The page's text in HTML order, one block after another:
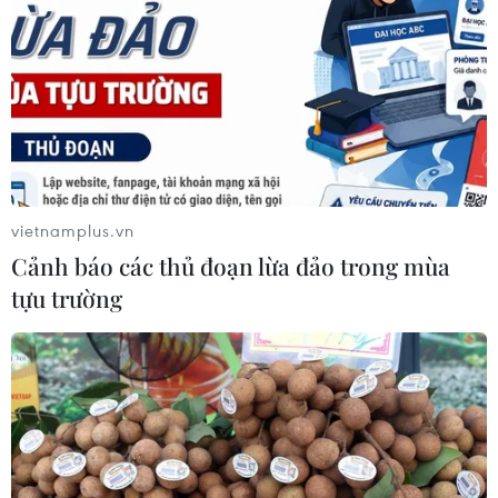
Đức tuyên án chung thân đối tượng
gây vụ lao xe vào đám đông ở
Munich
06/08/2026 15:57
Nga thúc đẩy đa dạng hóa tuyến vận
tải kết nối châu Á qua Ấn Độ Dương
06/08/2026 15:34
Italy và Hy Lạp trở thành điểm nóng
của virus Tây sông Nile
06/08/2026 13:24
vietnamplus.vn
Cảnh báo các thủ đoạn lừa đảo trong mùa
tựu trường